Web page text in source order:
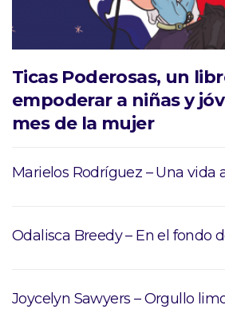
Ticas Poderosas, un
empoderar a niñas y
mes de la mujer
Marielos Rodríguez – Una vida
Odalisca Breedy – En el fondo
Joycelyn Sawyers – Orgullo